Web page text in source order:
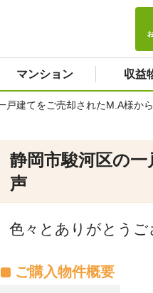
マンション 収益
戸建てをご売却されたM.A様か
静岡市駿河区の
声
色々とありがとう
ご購入物件概要